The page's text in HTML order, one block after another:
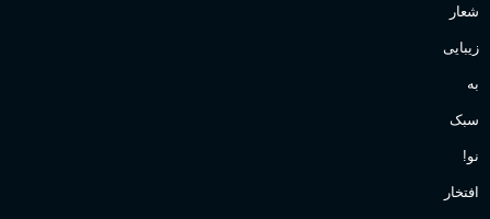
شعار
زیبایی
به
سبک
نو!
افتخار